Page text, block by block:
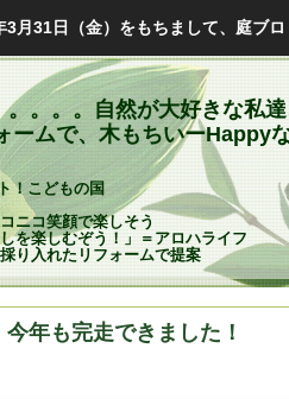
3月31日（金）をもちまして、庭ブ
。。。自然が大好きな私
ームで、木もちいーHappy
こどもの国
ニコ笑顔で楽しそう
を楽しむぞう！」＝アロハライフ
り入れたリフォームで提案
今年も完走できました！